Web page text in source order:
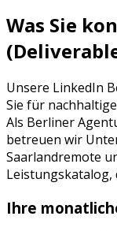
Was Sie
Unsere LinkedIn
Sie für
Als Berliner
betreuen wir
Saarlandremote
Leistungskatalog,
Ihre